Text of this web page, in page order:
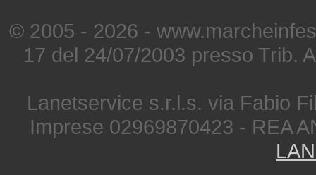
© 2005 - 2026 -
17 del 24/07/2003 presso Trib.
Lanetservice s.r.l.s. via Fabio
Imprese 02969870423 - REA